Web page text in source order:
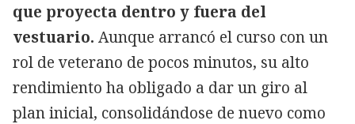
que proyecta dentro y fuera del
vestuario. Aunque arrancó el curso con un
rol de veterano de pocos minutos, su alto
rendimiento ha obligado a dar un giro al
plan inicial, consolidándose de nuevo como